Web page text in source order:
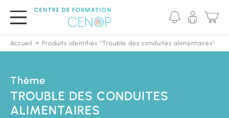
principal
Accueil Produits identifiés “Trouble des conduites alimentaires”
Thème
TROUBLE DES CONDUITES
ALIMENTAIRES